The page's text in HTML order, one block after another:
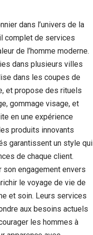
dans l’univers de la
complet de services
de l’homme moderne.
dans plusieurs villes
dans les coupes de
et propose des rituels
gommage visage, et
en une expérience
produits innovants
garantissent un style qui
de chaque client.
son engagement envers
le voyage de vie de
et soin. Leurs services
aux besoins actuels
les hommes à